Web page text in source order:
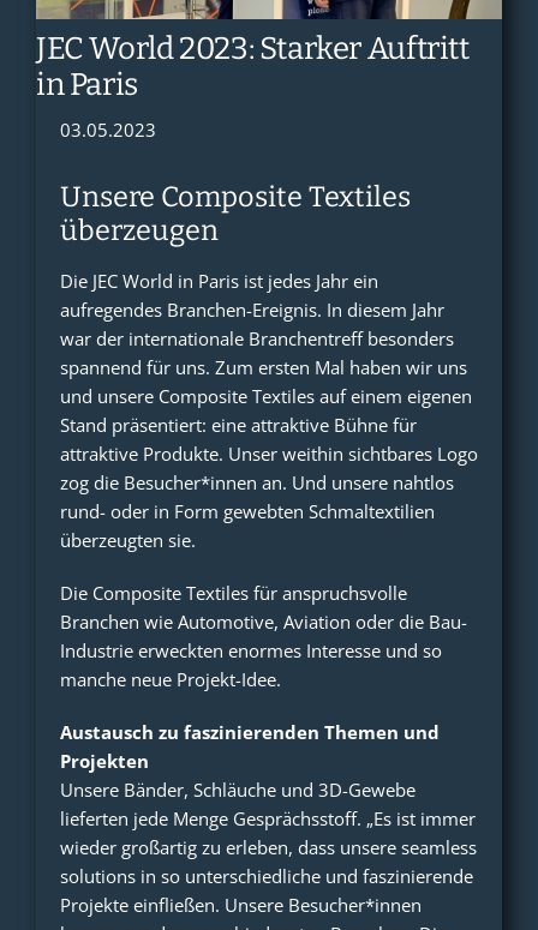
INDUSTRIAL TEXTILES
BRANCHEN
UNTERNEHMEN
JEC World 2023: Starker Auftritt
in Paris
03.05.2023
Unsere Composite Textiles
überzeugen
Die JEC World in Paris ist jedes Jahr ein
aufregendes Branchen-Ereignis. In diesem Jahr
war der internationale Branchentreff besonders
spannend für uns. Zum ersten Mal haben wir uns
und unsere Composite Textiles auf einem eigenen
Stand präsentiert: eine attraktive Bühne für
attraktive Produkte. Unser weithin sichtbares Logo
zog die Besucher*innen an. Und unsere nahtlos
rund- oder in Form gewebten Schmaltextilien
überzeugten sie.
Die Composite Textiles für anspruchsvolle
Branchen wie Automotive, Aviation oder die Bau-
Industrie erweckten enormes Interesse und so
manche neue Projekt-Idee.
Austausch zu faszinierenden Themen und
Projekten
Unsere Bänder, Schläuche und 3D-Gewebe
lieferten jede Menge Gesprächsstoff. „Es ist immer
wieder großartig zu erleben, dass unsere seamless
solutions in so unterschiedliche und faszinierende
Projekte einfließen. Unsere Besucher*innen